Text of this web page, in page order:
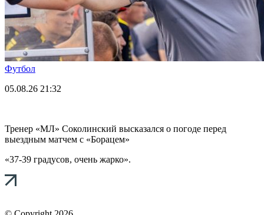
Футбол
05.08.26 21:32
Тренер «МЛ» Соколинский высказался о погоде перед
выездным матчем с «Борацем»
«37-39 градусов, очень жарко».